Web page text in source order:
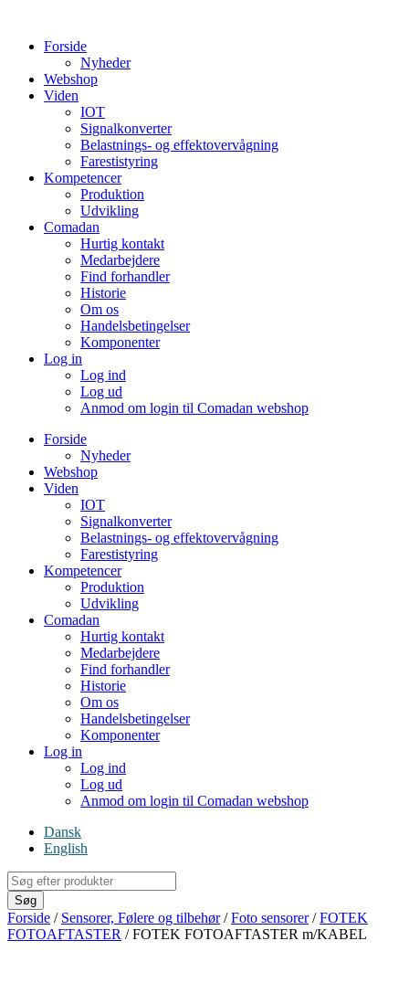
indholdForside
Nyheder
Webshop
Viden
IOT
Signalkonverter
Belastnings- og effektovervågning
Farestistyring
Kompetencer
Produktion
Udvikling
Comadan
Hurtig kontakt
Medarbejdere
Find forhandler
Historie
Om os
Handelsbetingelser
Komponenter
Log in
Log ind
Log ud
Anmod om login til Comadan webshop
Forside
Nyheder
Webshop
Viden
IOT
Signalkonverter
Belastnings- og effektovervågning
Farestistyring
Kompetencer
Produktion
Udvikling
Comadan
Hurtig kontakt
Medarbejdere
Find forhandler
Historie
Om os
Handelsbetingelser
Komponenter
Log in
Log ind
Log ud
Anmod om login til Comadan webshop
Dansk
English
Products
search
Søg
Forside / Sensorer, Følere og tilbehør/Foto sensorer/FOTEK
FOTOAFTASTER / FOTEK FOTOAFTASTER m/KABEL